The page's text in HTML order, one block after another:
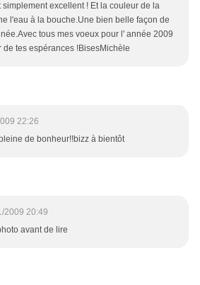
simplement excellent ! Et la couleur de la
l'eau à la bouche.Une bien belle façon de
tous mes voeux pour l' année 2009
de tes espérances !BisesMichèle
22:26
de bonheur!!bizz à bientôt
2009 20:49
avant de lire